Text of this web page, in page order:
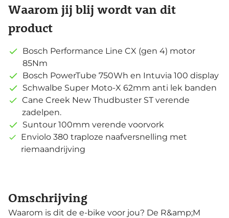
Waarom jij blij wordt van dit
product
Bosch Performance Line CX (gen 4) motor
85Nm
Bosch PowerTube 750Wh en Intuvia 100 display
Schwalbe Super Moto-X 62mm anti lek banden
Cane Creek New Thudbuster ST verende
zadelpen.
Suntour 100mm verende voorvork
Enviolo 380 traploze naafversnelling met
riemaandrijving
Omschrijving
Waarom is dit de e-bike voor jou? De R&amp;M